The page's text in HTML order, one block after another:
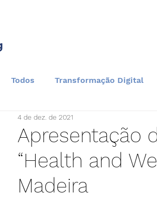
Todos Transformação Digital
Científico
Apresentação
“Health and
Madeira
4 de dez. de 2021